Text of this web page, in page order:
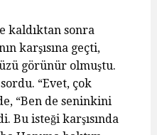
kaldıktan sonra
karşısına geçti,
görünür olmuştu.
“Evet, çok
“Ben de seninkini
Bu isteği karşısında